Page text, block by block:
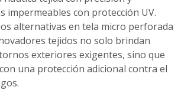
impermeables con protección UV.
alternativas en tela micro perforada
tejidos no solo brindan
exteriores exigentes, sino que
una protección adicional contra el